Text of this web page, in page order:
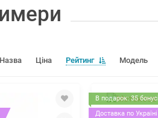
Назва Ціна Рейтинг Модель
В подарок: 35
Доставка по